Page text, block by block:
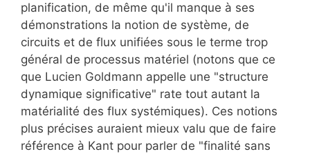
planification, de même qu'il manque à ses
démonstrations la notion de système, de
circuits et de flux unifiées sous le terme trop
général de processus matériel (notons que ce
que Lucien Goldmann appelle une "structure
dynamique significative" rate tout autant la
matérialité des flux systémiques). Ces notions
plus précises auraient mieux valu que de faire
référence à Kant pour parler de "finalité sans